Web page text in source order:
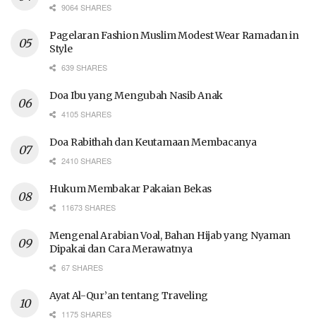
9064 SHARES
Pagelaran Fashion Muslim Modest Wear Ramadan in
Style
639 SHARES
Doa Ibu yang Mengubah Nasib Anak
4105 SHARES
Doa Rabithah dan Keutamaan Membacanya
2410 SHARES
Hukum Membakar Pakaian Bekas
11673 SHARES
Mengenal Arabian Voal, Bahan Hijab yang Nyaman
Dipakai dan Cara Merawatnya
67 SHARES
Ayat Al-Qur’an tentang Traveling
1175 SHARES